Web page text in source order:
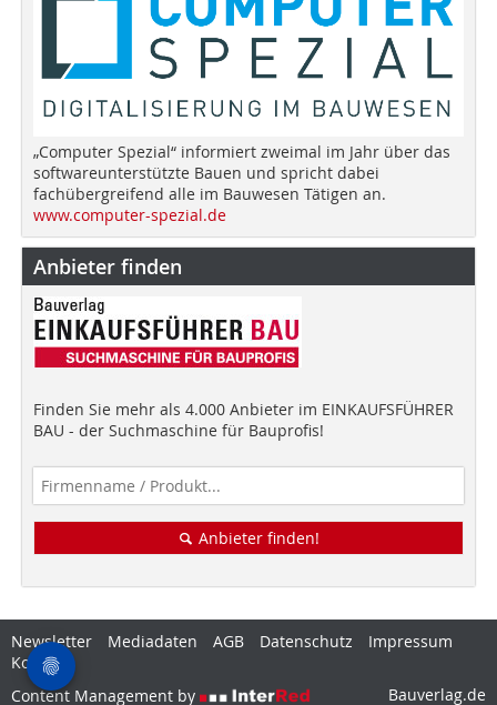
„Computer Spezial“ informiert zweimal im Jahr über das
softwareunterstützte Bauen und spricht dabei
fachübergreifend alle im Bauwesen Tätigen an.
www.computer-spezial.de
Anbieter finden
Finden Sie mehr als 4.000 Anbieter im EINKAUFSFÜHRER
BAU - der Suchmaschine für Bauprofis!
Anbieter finden!
Newsletter Mediadaten AGB Datenschutz
Impressum
Kontakt
Content Management by
Bauverlag.de